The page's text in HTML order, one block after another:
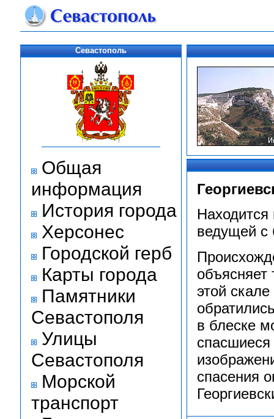
Севастополь
Общая
информация
История города
Херсонес
Городской герб
Карты города
Памятники
Севастополя
Улицы
Севастополя
Морской
транспорт
ведущей с
объясняет
этой
в блеске
спасения